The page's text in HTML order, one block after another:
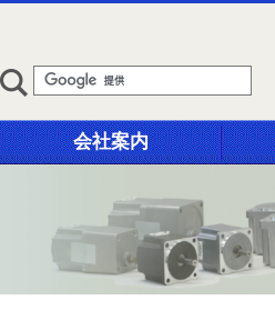
会社案内